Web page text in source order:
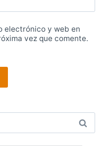
electrónico y web en
vez que comente.